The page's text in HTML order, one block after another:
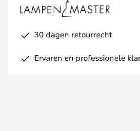
30 dagen retourrecht
Ervaren en professionele